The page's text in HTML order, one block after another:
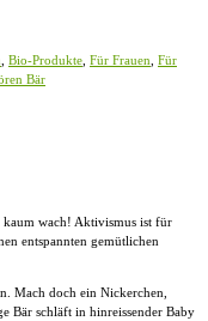
Bio-Produkte Für Frauen Für
Bär
wach! Aktivismus ist für
entspannten gemütlichen
Mach doch ein Nickerchen,
Bär schläft in hinreissender Baby